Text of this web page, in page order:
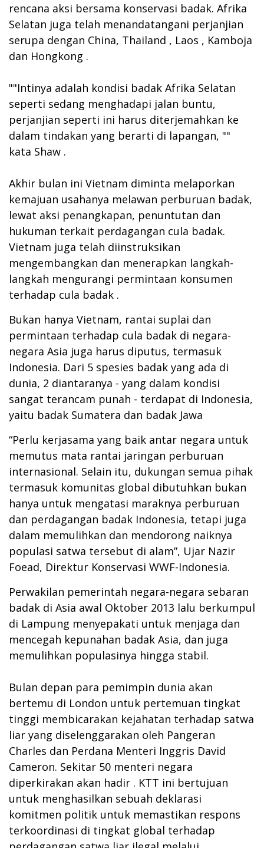
rencana aksi bersama konservasi badak. Afrika
Selatan juga telah menandatangani perjanjian
serupa dengan China, Thailand , Laos , Kamboja
dan Hongkong .
""Intinya adalah kondisi badak Afrika Selatan
seperti sedang menghadapi jalan buntu,
perjanjian seperti ini harus diterjemahkan ke
dalam tindakan yang berarti di lapangan, ""
kata Shaw .
Akhir bulan ini Vietnam diminta melaporkan
kemajuan usahanya melawan perburuan badak,
lewat aksi penangkapan, penuntutan dan
hukuman terkait perdagangan cula badak.
Vietnam juga telah diinstruksikan
mengembangkan dan menerapkan langkah-
langkah mengurangi permintaan konsumen
terhadap cula badak .
Bukan hanya Vietnam, rantai suplai dan
permintaan terhadap cula badak di negara-
negara Asia juga harus diputus, termasuk
Indonesia. Dari 5 spesies badak yang ada di
dunia, 2 diantaranya - yang dalam kondisi
sangat terancam punah - terdapat di Indonesia,
yaitu badak Sumatera dan badak Jawa
“Perlu kerjasama yang baik antar negara untuk
memutus mata rantai jaringan perburuan
internasional. Selain itu, dukungan semua pihak
termasuk komunitas global dibutuhkan bukan
hanya untuk mengatasi maraknya perburuan
dan perdagangan badak Indonesia, tetapi juga
dalam memulihkan dan mendorong naiknya
populasi satwa tersebut di alam”, Ujar Nazir
Foead, Direktur Konservasi WWF-Indonesia.
Perwakilan pemerintah negara-negara sebaran
badak di Asia awal Oktober 2013 lalu berkumpul
di Lampung menyepakati untuk menjaga dan
mencegah kepunahan badak Asia, dan juga
memulihkan populasinya hingga stabil.
Bulan depan para pemimpin dunia akan
bertemu di London untuk pertemuan tingkat
tinggi membicarakan kejahatan terhadap satwa
liar yang diselenggarakan oleh Pangeran
Charles dan Perdana Menteri Inggris David
Cameron. Sekitar 50 menteri negara
diperkirakan akan hadir . KTT ini bertujuan
untuk menghasilkan sebuah deklarasi
komitmen politik untuk memastikan respons
terkoordinasi di tingkat global terhadap